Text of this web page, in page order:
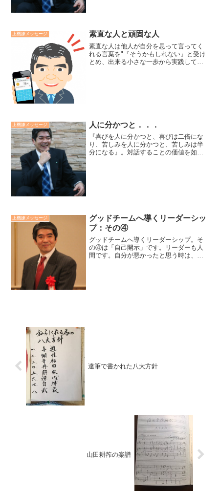
上機嫌メッセージ 素直な人と頑固な人
素直な人は他人が自分を思って言ってく
れる言葉を"『そうかもしれない』と受け
とめ、出来る小さな一歩から実践して、
上機嫌メッセージ 人に分かつと．．．
『喜びを人に分かつと、喜びは二倍にな
り、苦しみを人に分かつと、苦しみは半
分になる』。対話することの価値を如実
上機嫌メッセージ
グッドチームへ導くリーダーシッ
プ：その④
グッドチームへ導くリーダーシップ。そ
の④は「自己開示」です。リーダーも人
間です。自分が悪かったと思う時は、
達筆で書かれた八大方針
山田耕筰の楽譜